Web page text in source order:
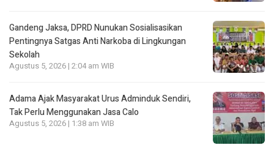
Gandeng Jaksa, DPRD Nunukan Sosialisasikan
Pentingnya Satgas Anti Narkoba di Lingkungan
Sekolah
Agustus 5, 2026 | 2:04 am WIB
Adama Ajak Masyarakat Urus Adminduk Sendiri,
Tak Perlu Menggunakan Jasa Calo
Agustus 5, 2026 | 1:38 am WIB